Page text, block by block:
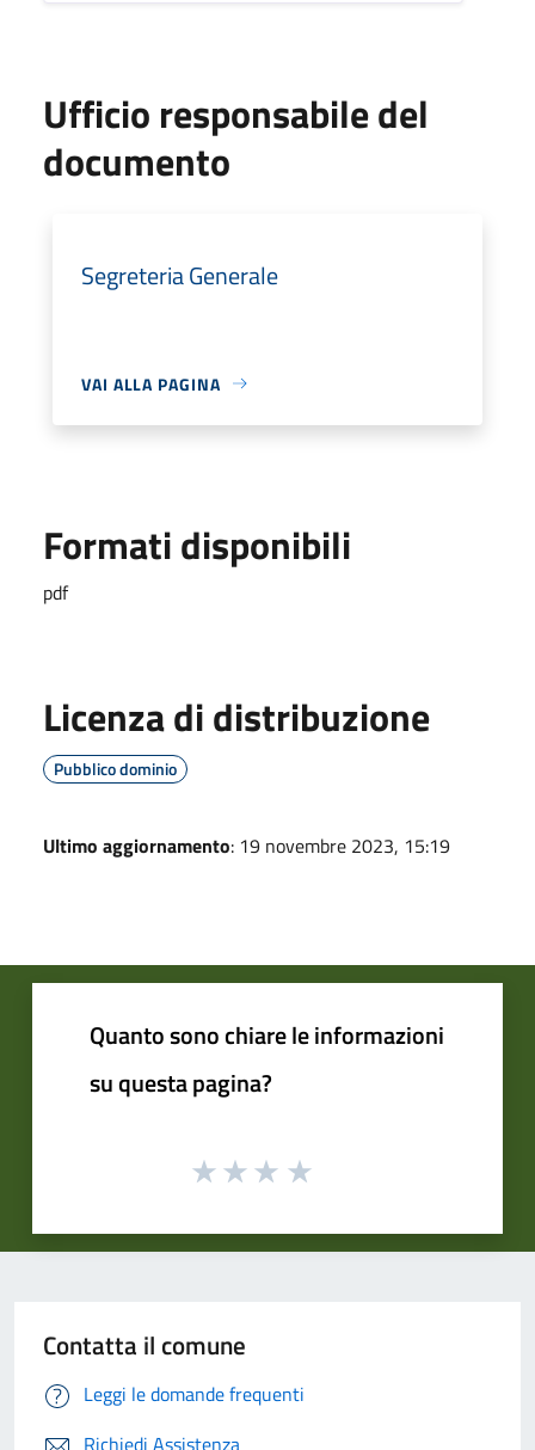
Ufficio responsabile del
documento
Segreteria Generale
VAI ALLA PAGINA
Formati disponibili
pdf
Licenza di distribuzione
Pubblico dominio
Ultimo aggiornamento: 19 novembre 2023, 15:19
Quanto sono chiare le informazioni
su questa pagina?
Contatta il comune
Leggi le domande frequenti